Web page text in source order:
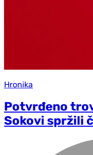
Hronika
Potvrđeno
Sokovi spržili